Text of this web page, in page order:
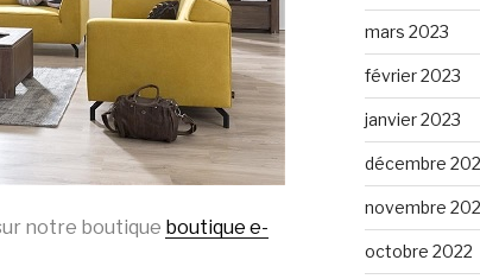
notre boutique boutique e-
mars 2023
février 2023
janvier 2023
décembre
novembre
octobre 2022